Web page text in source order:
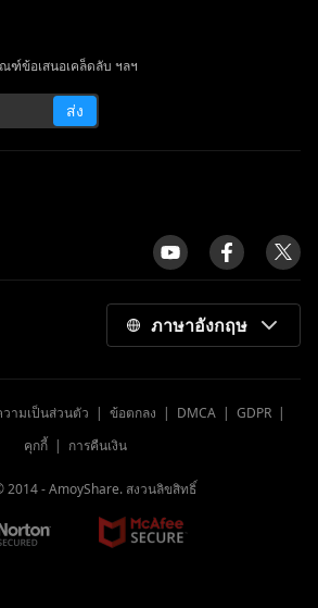
ฑ์ข้อเสนอเคล็ดลับ ฯลฯ
ส่ง
ภาษาอังกฤษ
วามเป็นส่วนตัว | ข้อตกลง | DMCA| GDPR|
คุกกี้| การคืนเงิน
2014 -AmoyShare. สงวนลิขสิทธิ์